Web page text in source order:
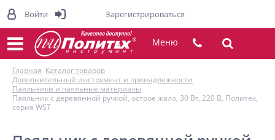
Меню
Главная Каталог товаров
Дополнительный инструмент и принадлежности
Паяльники и паяльные материалы
Паяльник с деревянной ручкой, острое жало, 30 Вт, 220 В, Политех,
серия WST
Войти Зарегистрироваться